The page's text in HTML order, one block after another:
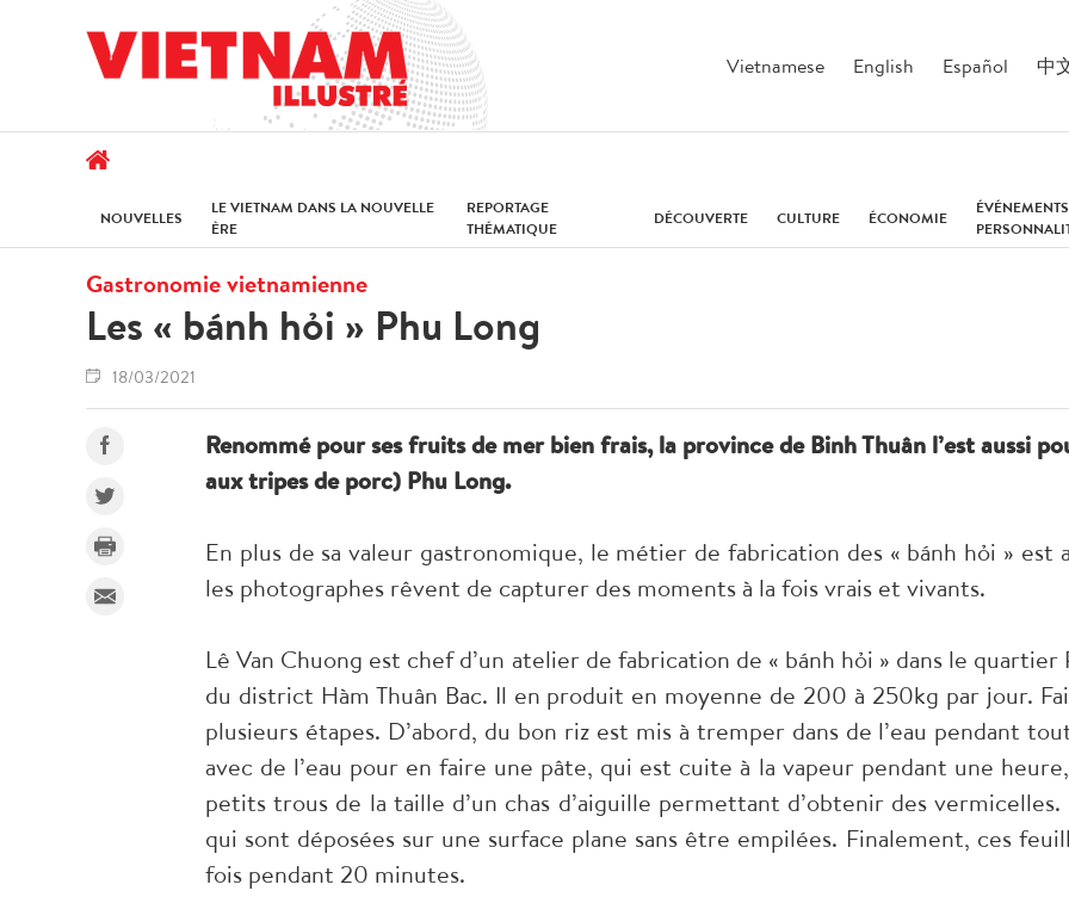
Vietnamese English Español 中
NOUVELLES
LE VIETNAM DANS LA NOUVELLE
ÈRE
REPORTAGE
THÉMATIQUE
DÉCOUVERTE CULTURE ÉCONOMIE
Gastronomie vietnamienne
Les « bánh hỏi » Phu Long
18/03/2021
Renommé pour ses fruits de mer bien frais, la province de Binh Thuân l’est aussi
aux tripes de porc) Phu Long.
En plus de sa valeur gastronomique, le métier de fabrication des « bánh hỏi » est
les photographes rêvent de capturer des moments à la fois vrais et vivants.
Lê Van Chuong est chef d’un atelier de fabrication de « bánh hỏi » dans le
du district Hàm Thuân Bac. Il en produit en moyenne de 200 à 250kg par jour.
plusieurs étapes. D’abord, du bon riz est mis à tremper dans de l’eau pendant
avec de l’eau pour en faire une pâte, qui est cuite à la vapeur pendant une
petits trous de la taille d’un chas d’aiguille permettant d’obtenir des
qui sont déposées sur une surface plane sans être empilées. Finalement, ces
fois pendant 20 minutes.